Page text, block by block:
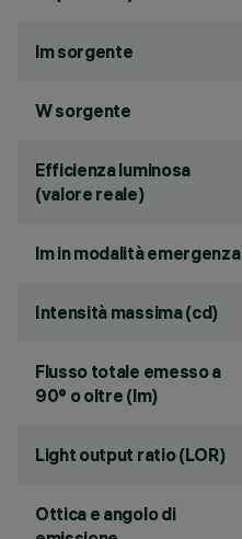
lm sorgente
W sorgente
Efficienza luminosa
(valore reale)
lm in modalità emergenza
Intensità massima (cd)
Flusso totale emesso a
90° o oltre (lm)
Light output ratio (LOR)
Ottica e angolo di